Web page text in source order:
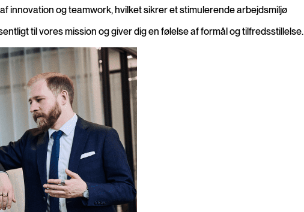
innovation og teamwork, hvilket sikrer et stimulerende arbejdsmiljø
til vores mission og giver dig en følelse af formål og tilfredsstillelse.